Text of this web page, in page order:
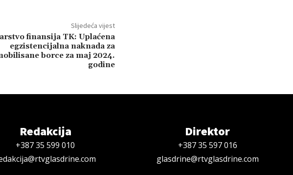
Slijedeća vijest
finansija TK: Uplaćena
egzistencijalna naknada za
borce za maj 2024.
godine
Redakcija
+387 35 599 010
Direktor
+387 35 597 016
glasdrine@rtvglasdrine.com